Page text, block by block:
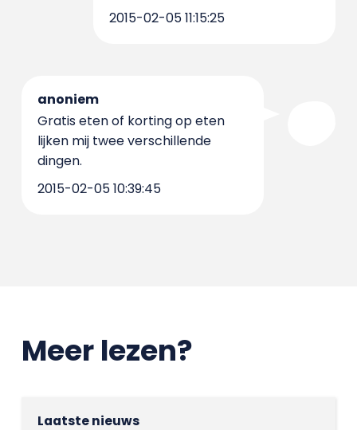
2015-02-05 11:15:25
anoniem
Gratis eten of korting op eten
lijken mij twee verschillende
dingen.
2015-02-05 10:39:45
Meer lezen?
Laatste nieuws